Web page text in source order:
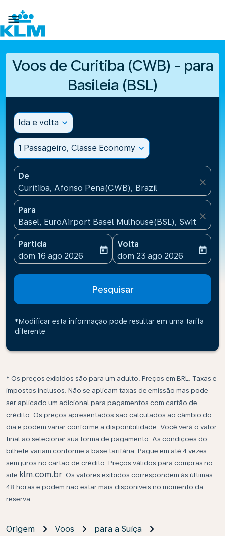

Voos de Curitiba (CWB) - para
Basileia (BSL)
Ida e volta expand_more
1 Passageiro, Classe Economy expand_more
De
Curitiba, Afonso Pena(CWB), Brazil
close
Para
Basel, EuroAirport Basel Mulhouse(BSL),
close
Partida
fc-booking-departure-date-aria-label
dom 16 ago 2026
today
Volta
fc-booking-return-date-
dom 23 ago 2026
today
Pesquisar
*Modificar esta informação pode resultar em uma tarifa
diferente
* Os preços exibidos são para um adulto. Preços em BRL. Taxas e
impostos inclusos. Não se aplicam taxas de emissão mas pode
ser aplicado um adicional para pagamentos com cartão de
crédito. Os preços apresentados são calculados ao câmbio do
dia e podem variar conforme a disponibilidade. Você verá o valor
final ao selecionar sua forma de pagamento. As condições do
bilhete variam conforme a base tarifária. Pague em até 4 vezes
sem juros no cartão de crédito. Preços válidos para compras no
site klm.com.br . Os valores exibidos correspondem às últimas
48 horas e podem não estar mais disponíveis no momento da
reserva.
Origem Voos
para a Suíça